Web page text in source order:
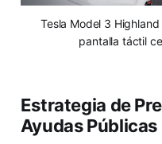
Tesla Model 3
pantalla táctil
Estrategia de
Ayudas Públicas